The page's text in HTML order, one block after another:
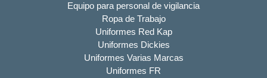
Equipo para personal de vigilancia
Ropa de Trabajo
Uniformes Red Kap
Uniformes Dickies
Uniformes Varias Marcas
Uniformes FR